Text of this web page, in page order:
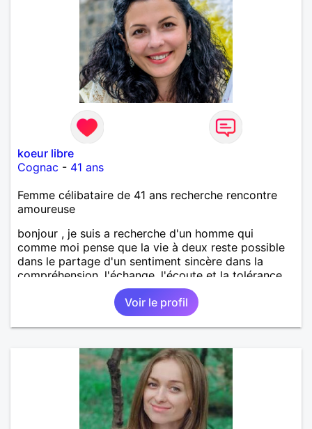
koeur libre
Cognac - 41 ans
Femme célibataire de 41 ans recherche rencontre
amoureuse
bonjour , je suis a recherche d'un homme qui
comme moi pense que la vie à deux reste possible
dans le partage d'un sentiment sincère dans la
compréhension, l'échange, l'écoute et la tolérance
alors n'hésite pas je suis celle qu'il te faut a très vite
dans l'espoir et la confiance.
Voir le profil